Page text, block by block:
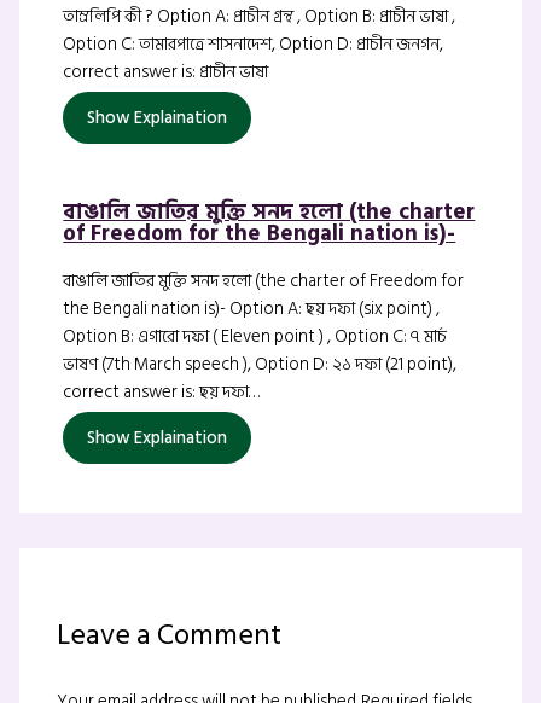
তাম্রলিপি কী ? Option A: প্রাচীন গ্রন্থ , Option B: প্রাচীন ভাষা ,
Option C: তামারপাত্রে শাসনাদেশ, Option D: প্রাচীন জনগন,
correct answer is: প্রাচীন ভাষা
Show Explaination
বাঙালি জাতির মুক্তি সনদ হলো (the charter
of Freedom for the Bengali nation is)-
বাঙালি জাতির মুক্তি সনদ হলো (the charter of Freedom for
the Bengali nation is)- Option A: ছয় দফা (six point) ,
Option B: এগারো দফা ( Eleven point ) , Option C: ৭ মার্চ
ভাষণ (7th March speech ), Option D: ২১ দফা (21 point),
correct answer is: ছয় দফা…
Show Explaination
Leave a Comment